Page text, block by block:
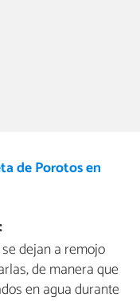
de Porotos en
dejan a remojo
de manera que
en agua durante